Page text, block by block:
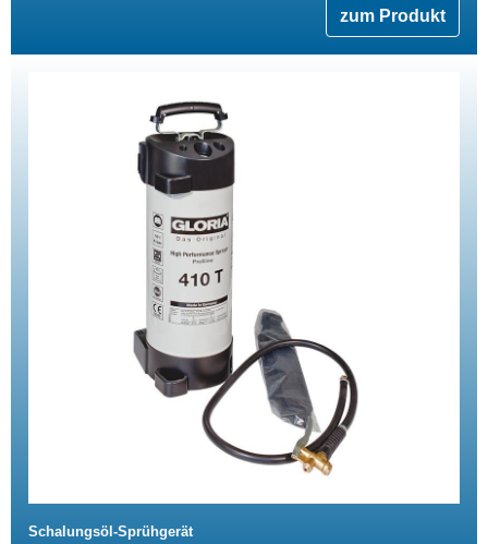
zum Produkt
Schalungsöl-Sprühgerät